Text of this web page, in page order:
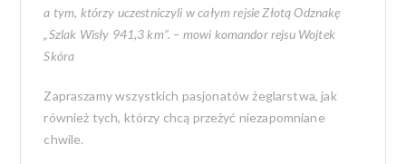
a tym, którzy uczestniczyli w całym rejsie Złotą Odznakę
„Szlak Wisły 941,3 km”. – mowi komandor rejsu Wojtek
Skóra
Zapraszamy wszystkich pasjonatów żeglarstwa, jak
również tych, którzy chcą przeżyć niezapomniane
chwile.